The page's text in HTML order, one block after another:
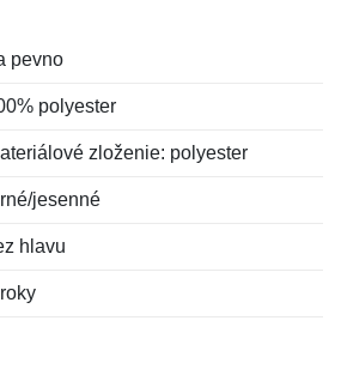
pevno
polyester
zloženie: polyester
jesenné
hlavu